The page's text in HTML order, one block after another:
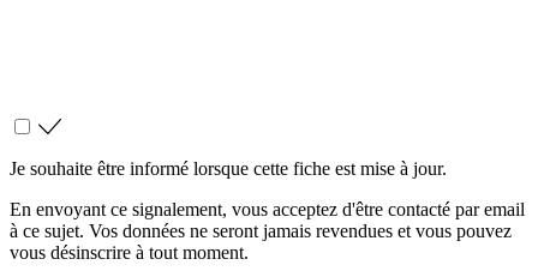
Je souhaite être informé lorsque cette fiche est mise à jour.
En envoyant ce signalement, vous acceptez d'être contacté par email
à ce sujet. Vos données ne seront jamais revendues et vous pouvez
vous désinscrire à tout moment.